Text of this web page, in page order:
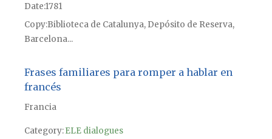
Date1781
CopyBiblioteca de Catalunya, Depósito de Reserva,
Barcelona...
Frases familiares para romper a hablar en
francés
Francia
Category:ELE dialogues